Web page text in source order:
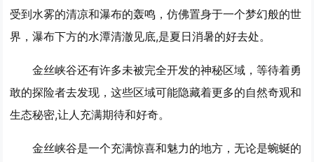
受到水雾的清凉和瀑布的轰鸣，仿佛置身于一个梦幻般的世
界，瀑布下方的水潭清澈见底,是夏日消暑的好去处。
金丝峡谷还有许多未被完全开发的神秘区域，等待着勇
敢的探险者去发现，这些区域可能隐藏着更多的自然奇观和
生态秘密,让人充满期待和好奇。
金丝峡谷是一个充满惊喜和魅力的地方，无论是蜿蜒的